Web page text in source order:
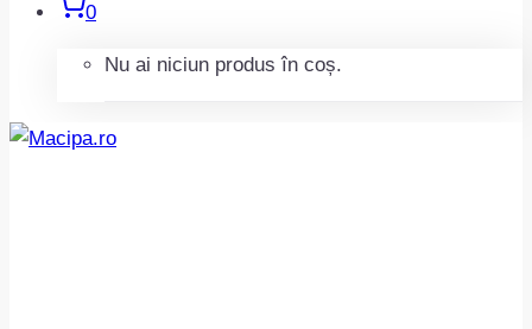
0
Nu ai niciun produs în coș.